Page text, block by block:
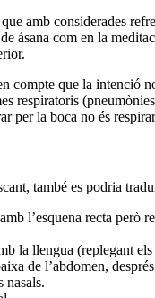
que amb considerades
ásana com en la
compte que la intenció
respiratoris
per la boca no és
també es podria
l’esquena recta però
la llengua (replegant
de l’abdomen,
nasals.